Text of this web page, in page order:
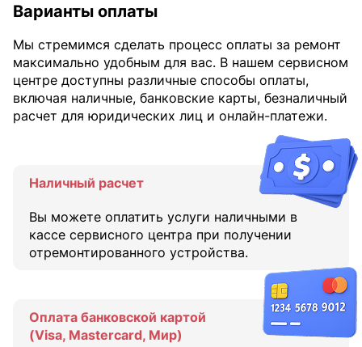
Варианты оплаты
Мы стремимся сделать процесс оплаты за ремонт
максимально удобным для вас. В нашем сервисном
центре доступны различные способы оплаты,
включая наличные, банковские карты, безналичный
расчет для юридических лиц и онлайн-платежи.
Наличный расчет
Вы можете оплатить услуги наличными в
кассе сервисного центра при получении
отремонтированного устройства.
Оплата банковской картой
(Visa, Mastercard, Мир)